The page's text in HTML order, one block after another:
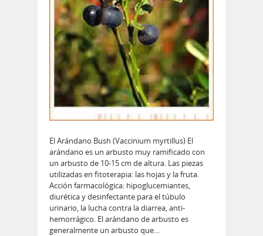
El Arándano Bush (Vaccinium myrtillus) El
arándano es un arbusto muy ramificado con
un arbusto de 10-15 cm de altura. Las piezas
utilizadas en fitoterapia: las hojas y la fruta.
Acción farmacológica: hipoglucemiantes,
diurética y desinfectante para el túbulo
urinario, la lucha contra la diarrea, anti-
hemorrágico. El arándano de arbusto es
generalmente un arbusto que…